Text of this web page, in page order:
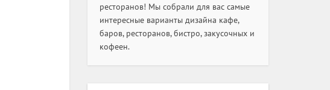
ресторанов! Мы собрали для вас самые
интересные варианты дизайна кафе,
баров, ресторанов, бистро, закусочных и
кофеен.